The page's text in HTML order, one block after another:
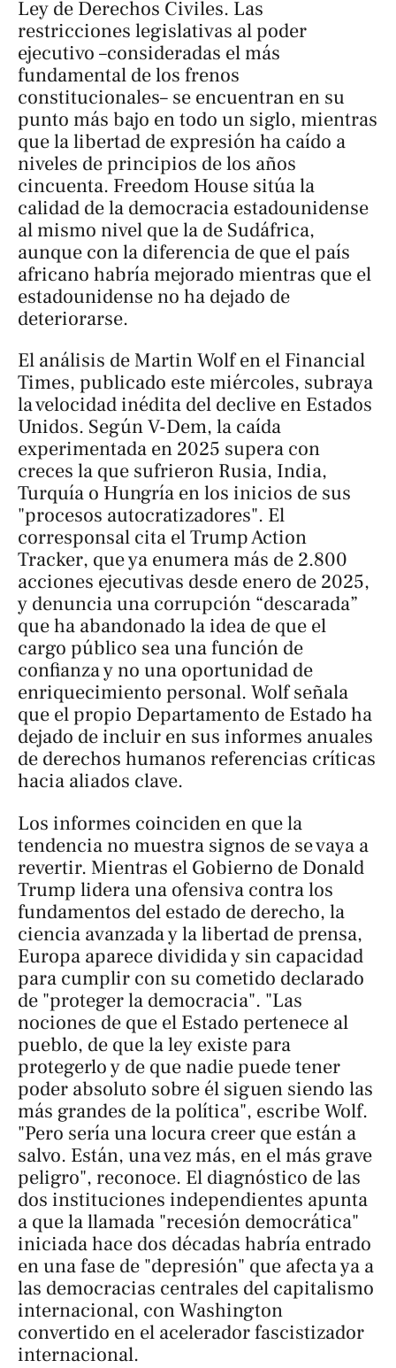
Ley de Derechos Civiles. Las
restricciones legislativas al poder
ejecutivo –consideradas el más
fundamental de los frenos
constitucionales– se encuentran en su
punto más bajo en todo un siglo, mientras
que la libertad de expresión ha caído a
niveles de principios de los años
cincuenta. Freedom House sitúa la
calidad de la democracia estadounidense
al mismo nivel que la de Sudáfrica,
aunque con la diferencia de que el país
africano habría mejorado mientras que el
estadounidense no ha dejado de
deteriorarse.
El análisis de Martin Wolf en el Financial
Times, publicado este miércoles, subraya
la velocidad inédita del declive en Estados
Unidos. Según V-Dem, la caída
experimentada en 2025 supera con
creces la que sufrieron Rusia, India,
Turquía o Hungría en los inicios de sus
"procesos autocratizadores". El
corresponsal cita elTrump Action
Tracker, que ya enumera más de 2.800
acciones ejecutivas desde enero de 2025,
y denuncia una corrupción “descarada”
que ha abandonado la idea de que el
cargo público sea una función de
confianza y no una oportunidad de
enriquecimiento personal. Wolf señala
que el propio Departamento de Estado ha
dejado de incluir en sus informes anuales
de derechos humanos referencias críticas
hacia aliados clave.
Los informes coinciden en que la
tendencia no muestra signos de se vaya a
revertir. Mientras el Gobierno de Donald
Trump lidera una ofensiva contra los
fundamentos del estado de derecho, la
ciencia avanzada y la libertad de prensa,
Europa aparece dividida y sin capacidad
para cumplir con su cometido declarado
de "proteger la democracia". "Las
nociones de que el Estado pertenece al
pueblo, de que la ley existe para
protegerlo y de que nadie puede tener
poder absoluto sobre él siguen siendo las
más grandes de la política", escribe Wolf.
"Pero sería una locura creer que están a
salvo. Están, una vez más, en el más grave
peligro", reconoce. El diagnóstico de las
dos instituciones independientes apunta
a que la llamada "recesión democrática"
iniciada hace dos décadas habría entrado
en una fase de "depresión" que afecta ya a
las democracias centrales del capitalismo
internacional, con Washington
convertido en el acelerador fascistizador
internacional.